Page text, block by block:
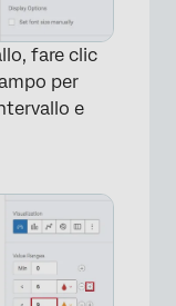
×
fare clic
per
e